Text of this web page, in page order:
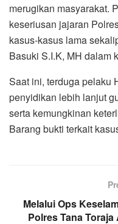
merugikan masyarakat.
keseriusan jajaran
kasus-kasus lama
Basuki S.I.K, MH dalam
Saat ini, terduga pelaku
penyidikan lebih lanjut
serta kemungkinan
Barang bukti terkait
Melalui Ops
Polres Tana